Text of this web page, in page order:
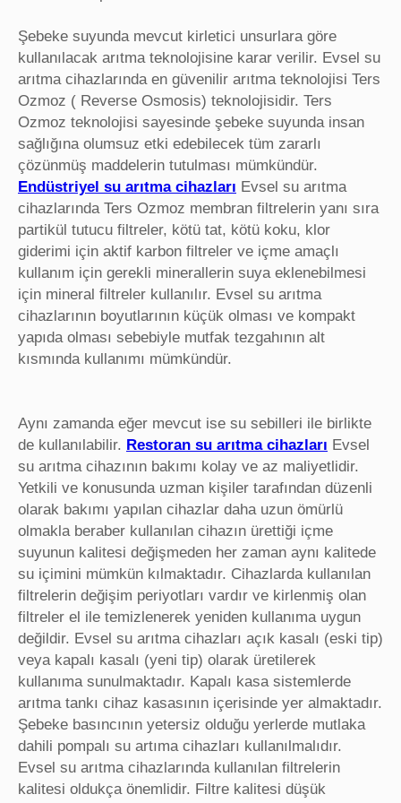
Şebeke suyunda mevcut kirletici unsurlara göre
kullanılacak arıtma teknolojisine karar verilir. Evsel su
arıtma cihazlarında en güvenilir arıtma teknolojisi Ters
Ozmoz ( Reverse Osmosis) teknolojisidir. Ters
Ozmoz teknolojisi sayesinde şebeke suyunda insan
sağlığına olumsuz etki edebilecek tüm zararlı
çözünmüş maddelerin tutulması mümkündür.
Endüstriyel su arıtma cihazları Evsel su arıtma
cihazlarında Ters Ozmoz membran filtrelerin yanı sıra
partikül tutucu filtreler, kötü tat, kötü koku, klor
giderimi için aktif karbon filtreler ve içme amaçlı
kullanım için gerekli minerallerin suya eklenebilmesi
için mineral filtreler kullanılır. Evsel su arıtma
cihazlarının boyutlarının küçük olması ve kompakt
yapıda olması sebebiyle mutfak tezgahının alt
kısmında kullanımı mümkündür.
Aynı zamanda eğer mevcut ise su sebilleri ile birlikte
de kullanılabilir. Restoran su arıtma cihazları Evsel
su arıtma cihazının bakımı kolay ve az maliyetlidir.
Yetkili ve konusunda uzman kişiler tarafından düzenli
olarak bakımı yapılan cihazlar daha uzun ömürlü
olmakla beraber kullanılan cihazın ürettiği içme
suyunun kalitesi değişmeden her zaman aynı kalitede
su içimini mümkün kılmaktadır. Cihazlarda kullanılan
filtrelerin değişim periyotları vardır ve kirlenmiş olan
filtreler el ile temizlenerek yeniden kullanıma uygun
değildir. Evsel su arıtma cihazları açık kasalı (eski tip)
veya kapalı kasalı (yeni tip) olarak üretilerek
kullanıma sunulmaktadır. Kapalı kasa sistemlerde
arıtma tankı cihaz kasasının içerisinde yer almaktadır.
Şebeke basıncının yetersiz olduğu yerlerde mutlaka
dahili pompalı su artıma cihazları kullanılmalıdır.
Evsel su arıtma cihazlarında kullanılan filtrelerin
kalitesi oldukça önemlidir. Filtre kalitesi düşük